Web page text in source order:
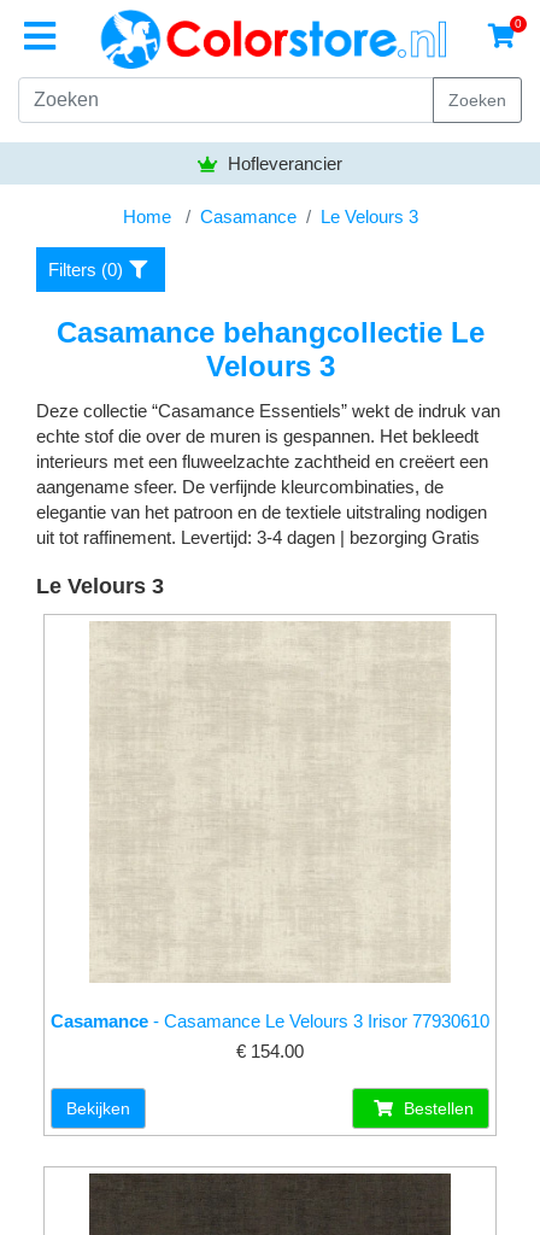
0
Zoeken
Bezorgen gratis vanaf
Home Casamance Le Velours 3
Filters (0)
Casamance behangcollectie Le
Velours 3
Deze collectie “Casamance Essentiels” wekt de indruk van
echte stof die over de muren is gespannen. Het bekleedt
interieurs met een fluweelzachte zachtheid en creëert een
aangename sfeer. De verfijnde kleurcombinaties, de
elegantie van het patroon en de textiele uitstraling nodigen
uit tot raffinement. Levertijd: 3-4 dagen | bezorging Gratis
Le Velours 3
Casamance - Casamance Le Velours 3 Irisor 77930610
€ 154.00
Bekijken Bestellen